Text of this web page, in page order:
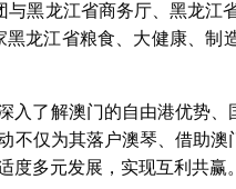
与黑龙江省商务厅、黑龙江
黑龙江省粮食、大健康、
入了解澳门的自由港优势
不仅为其落户澳琴、借助
度多元发展，实现互利共赢。